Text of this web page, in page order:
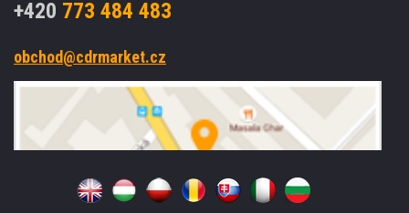
+420 773 484 483
obchod@cdrmarket.cz